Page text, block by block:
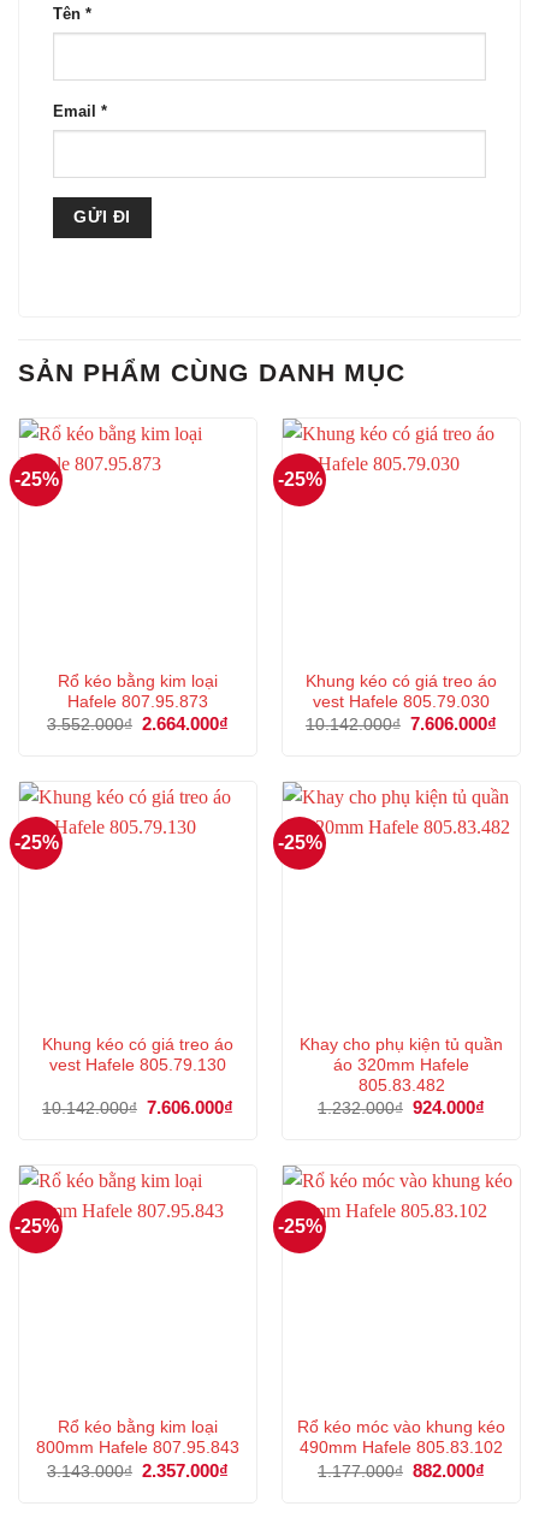
Tên *
Email *
SẢN PHẨM CÙNG DANH MỤC
-25%
Rổ kéo bằng kim loại
Hafele 807.95.873
3.552.000₫ Giá
2.664.000₫
2.664.000₫.
-25%
Khung kéo có giá treo áo
vest Hafele 805.79.030
10.142.000₫ Giá
7.606.000₫
-25%
Khung kéo có giá treo áo
vest Hafele 805.79.130
10.142.000₫ Giá
7.606.000₫
7.606.000₫.
-25%
Khay cho phụ kiện tủ quần
áo 320mm Hafele
805.83.482
1.232.000₫ Giá
924.000₫
-25%
Rổ kéo bằng kim loại
800mm Hafele 807.95.843
3.143.000₫ Giá
2.357.000₫
-25%
Rổ kéo móc vào khung kéo
490mm Hafele 805.83.102
1.177.000₫ Giá
882.000₫